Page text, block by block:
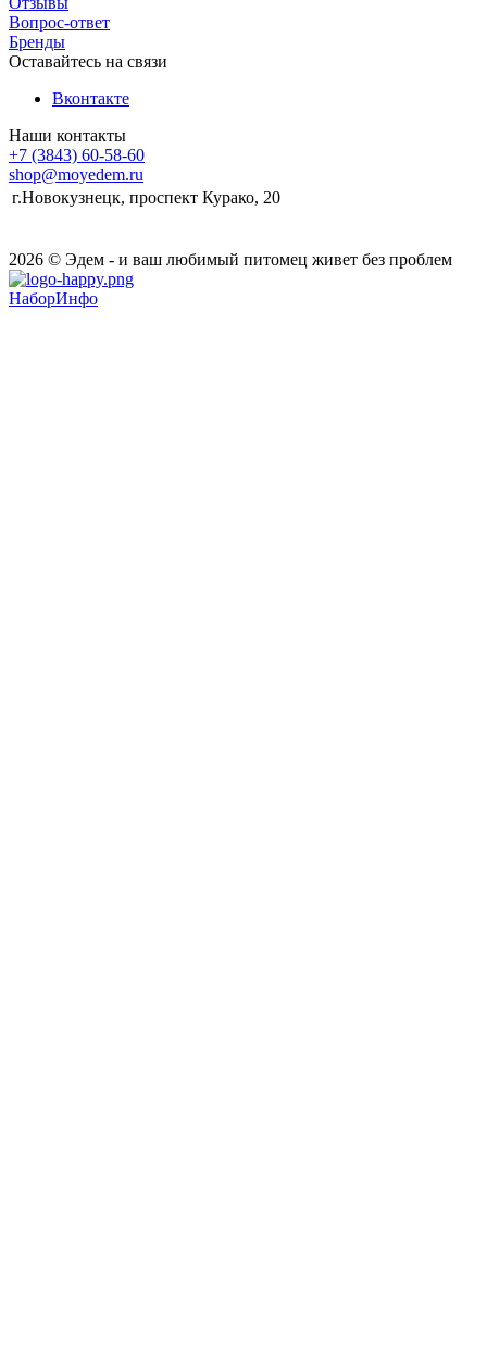
Вопрос-ответ
Бренды
Оставайтесь на связи
Вконтакте
Наши контакты
+7 (3843) 60-58-60
shop@moyedem.ru
г.Новокузнецк, проспект Курако, 20
2026 © Эдем - и ваш любимый питомец живет без проблем
НаборИнфо